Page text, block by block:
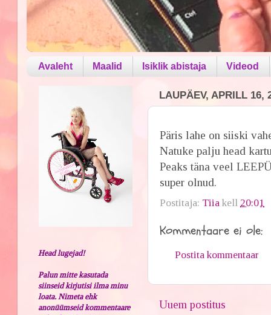
Avaleht Maalid Isiklik abistaja Videod
LAUPÄEV, APRILL 16,
Päris lahe on siiski
Natuke palju head
Peaks täna veel
super olnud.
Postitaja: Tiia kell 20:01
Kommentaare ei ole:
Postita kommentaar
Uuem postitus
Head lugejad!
Palun mitte kasutada
siinseid kirjutisi ilma minu
loata. Nimeta ehk
anonüümseid kommentaare